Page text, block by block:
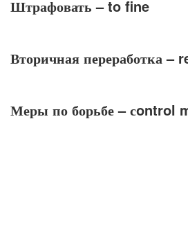
Штрафовать – to fine
Вторичная переработка–
Меры по борьбе– сontrol